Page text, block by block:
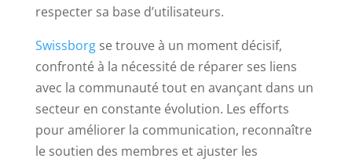
respecter sa base d’utilisateurs.
Swissborgse trouve à un moment décisif,
confronté à la nécessité de réparer ses liens
avec la communauté tout en avançant dans un
secteur en constante évolution. Les efforts
pour améliorer la communication, reconnaître
le soutien des membres et ajuster les